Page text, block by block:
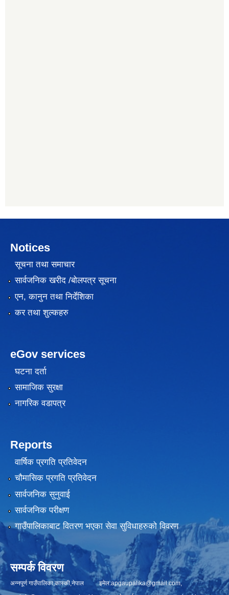
Notices
सूचना तथा समाचार
सार्वजनिक खरीद /बोलपत्र सूचना
एन, कानुन तथा निर्देशिका
कर तथा शुल्कहरु
eGov services
घटना दर्ता
सामाजिक सुरक्षा
नागरिक वडापत्र
Reports
वार्षिक प्रगति प्रतिवेदन
चौमासिक प्रगति प्रतिवेदन
सार्वजनिक सुनुवाई
सार्वजनिक परीक्षण
गाउँपालिकाबाट वितरण भएका सेवा सुविधाहरुको विवरण
सम्पर्क विवरण
अन्नपूर्ण गाउँपालिका,कास्की,नेपाल इमेल:apgaupalika@gmail.com,